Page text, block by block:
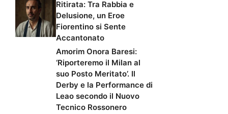
Ritirata: Tra Rabbia e
Delusione, un Eroe
Fiorentino si Sente
Accantonato
Amorim Onora Baresi:
‘Riporteremo il Milan al
suo Posto Meritato’. Il
Derby e la Performance di
Leao secondo il Nuovo
Tecnico Rossonero